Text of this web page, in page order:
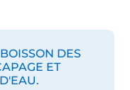
DES
ET